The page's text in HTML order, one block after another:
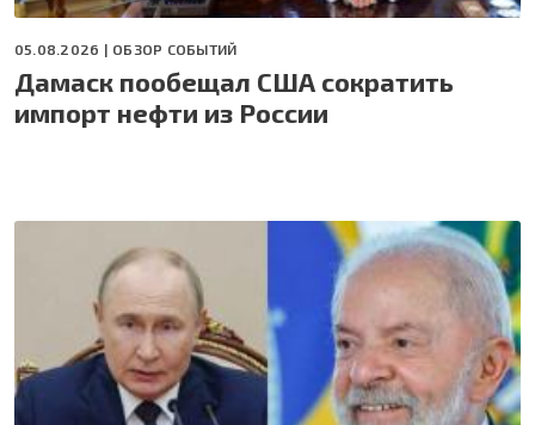
05.08.2026 | ОБЗОР СОБЫТИЙ
Дамаск пообещал США сократить
импорт нефти из России